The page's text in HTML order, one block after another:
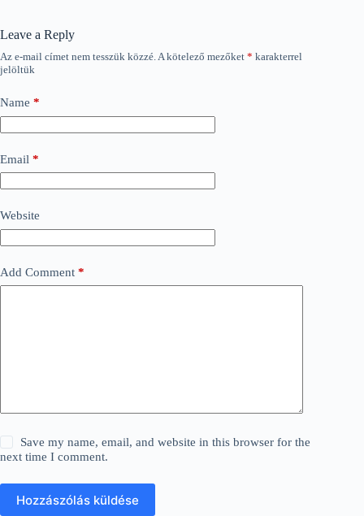
Leave a Reply
Az e-mail címet nem tesszük közzé.A kötelező mezőket * karakterrel
jelöltük
Name *
Email *
Website
Add Comment *
Save my name, email, and website in this browser for the
next time I comment.
Hozzászólás küldése